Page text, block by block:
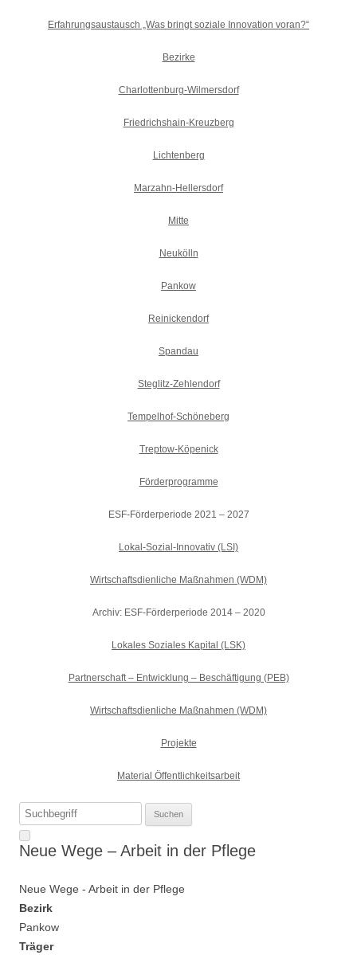
Erfahrungsaustausch „Was bringt soziale Innovation voran?“
Bezirke
Charlottenburg-Wilmersdorf
Friedrichshain-Kreuzberg
Lichtenberg
Marzahn-Hellersdorf
Mitte
Neukölln
Pankow
Reinickendorf
Spandau
Steglitz-Zehlendorf
Tempelhof-Schöneberg
Treptow-Köpenick
Förderprogramme
ESF-Förderperiode 2021 – 2027
Lokal-Sozial-Innovativ (LSI)
Wirtschaftsdienliche Maßnahmen (WDM)
Archiv: ESF-Förderperiode 2014 – 2020
Lokales Soziales Kapital (LSK)
Partnerschaft – Entwicklung – Beschäftigung (PEB)
Wirtschaftsdienliche Maßnahmen (WDM)
Projekte
Material Öffentlichkeitsarbeit
Suchen
nach:
Neue Wege – Arbeit in der Pflege
Neue Wege - Arbeit in der Pflege
Bezirk
Pankow
Träger